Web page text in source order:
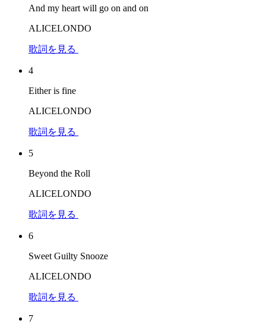
And my heart will go on and on
ALICELONDO
歌詞を見る
4
Either is fine
ALICELONDO
歌詞を見る
5
Beyond the Roll
ALICELONDO
歌詞を見る
6
Sweet Guilty Snooze
ALICELONDO
歌詞を見る
7